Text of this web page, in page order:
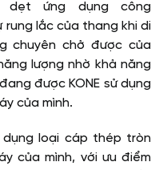
ứng dụng công
lắc của thang khi di
chuyên chở được của
lượng nhờ khả năng
được KONE sử dụng
của mình.
dụng loại cáp thép tròn
của mình, với ưu điểm